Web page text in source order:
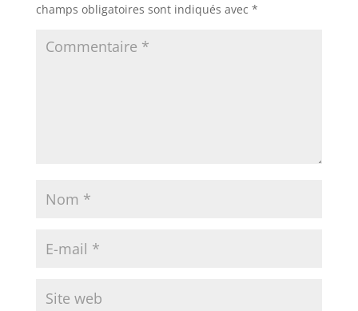
champs obligatoires sont indiqués avec *